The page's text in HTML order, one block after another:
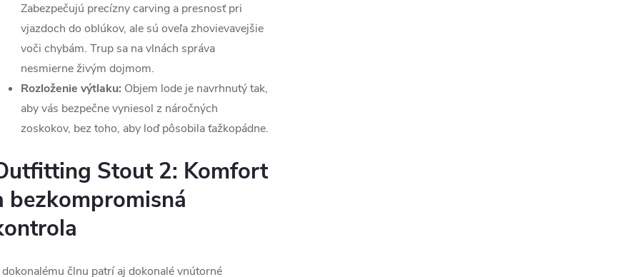
Zabezpečujú precízny carving a presnosť pri
vjazdoch do oblúkov, ale sú oveľa zhovievavejšie
voči chybám. Trup sa na vlnách správa
nesmierne živým dojmom.
Rozloženie výtlaku: Objem lode je navrhnutý tak,
aby vás bezpečne vyniesol z náročných
zoskokov, bez toho, aby loď pôsobila ťažkopádne.
Stout 2: Komfort
bezkompromisná
dokonalému člnu patrí aj dokonalé vnútorné